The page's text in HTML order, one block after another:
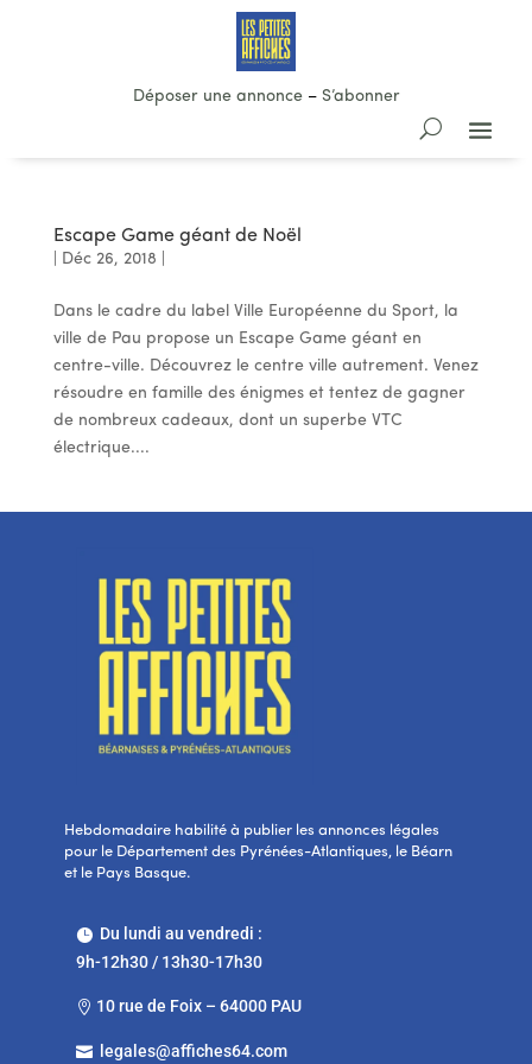
Déposer une annonce– S’abonner
Escape Game géant de Noël
Déc 26, 2018
Dans le cadre du label Ville Européenne du Sport, la
ville de Pau propose un Escape Game géant en
centre-ville. Découvrez le centre ville autrement. Venez
résoudre en famille des énigmes et tentez de gagner
de nombreux cadeaux, dont un superbe VTC
électrique....
Hebdomadaire habilité à publier les annonces légales
pour le Département des Pyrénées-Atlantiques, le Béarn
et le Pays Basque.
Du lundi au vendredi :
9h-12h30 / 13h30-17h30
 10 rue de Foix – 64000 PAU
 legales@affiches64.com